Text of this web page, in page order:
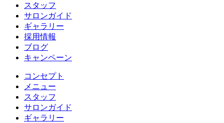
スタッフ
サロンガイド
ギャラリー
採用情報
ブログ
キャンペーン
コンセプト
メニュー
スタッフ
サロンガイド
ギャラリー